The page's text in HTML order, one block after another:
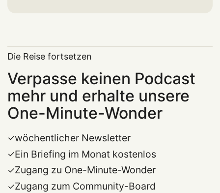
Die Reise fortsetzen
Verpasse keinen Podcast
mehr und erhalte unsere
One-Minute-Wonder
wöchentlicher Newsletter
Ein Briefing im Monat kostenlos
Zugang zu One-Minute-Wonder
Zugang zum Community-Board